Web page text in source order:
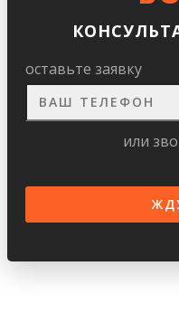
оставьте заявку
или